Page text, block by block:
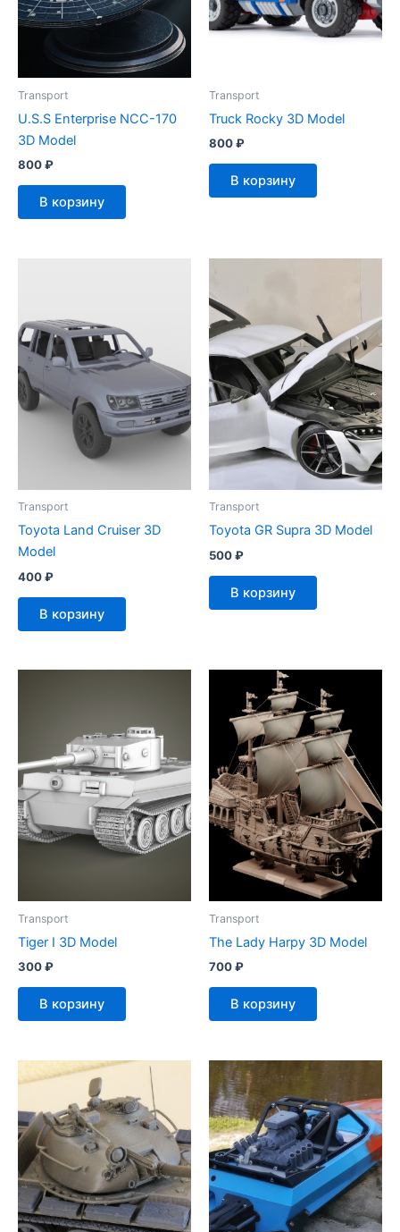
Transport
U.S.S Enterprise NCC-170
3D Model
800₽
В корзину
Transport
Truck Rocky 3D Model
800₽
В корзину
Transport
Toyota Land Cruiser 3D
Model
400₽
В корзину
Transport
Toyota GR Supra 3D Model
500₽
В корзину
Transport
Tiger I 3D Model
300₽
В корзину
Transport
The Lady Harpy 3D Model
700₽
В корзину